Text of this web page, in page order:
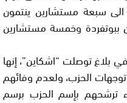
سبعة مستشارين ينتمون
ببوتفردة وخمسة مستشارين
بلاغ توصلت “اشكاين”، إنها
الحزب، ولعدم وفائهم
ترشحهم بإسم الحزب برسم